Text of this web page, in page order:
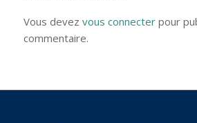
Vous devez vous connecterpour
commentaire.